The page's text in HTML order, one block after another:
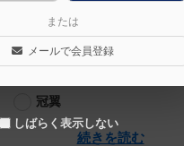
か？いわゆるビートダウン
しない突破力」を目指し
日和やかのんの3人曲を、
で撃てるようにした構成
冠翼
続きを読む
または
メールで会員登録
しばらく表示しない